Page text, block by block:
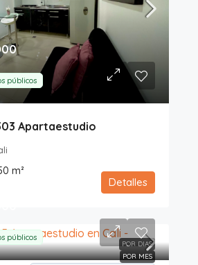
públicos
Apartaestudio
m²
Detalles
POR DIAS
POR MES
públicos